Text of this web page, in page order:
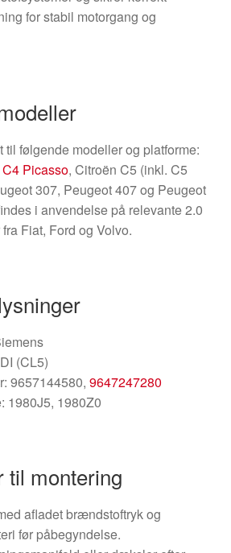
for stabil motorgang og
til følgende modeller og platforme:
C4 Picasso, Citroën C5 (inkl. C5
307, Peugeot 407 og Peugeot
i anvendelse på relevante 2.0
Fiat, Ford og Volvo.
(CL5)
9657144580, 9647247280
1980J5, 1980Z0
til montering
afladet brændstoftryk og
før påbegyndelse.